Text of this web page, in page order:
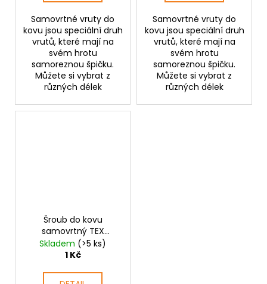
Samovrtné vruty do
kovu jsou speciální druh
vrutů, které mají na
svém hrotu
samoreznou špičku.
Můžete si vybrat z
různých délek
Samovrtné vruty do
kovu jsou speciální druh
vrutů, které mají na
svém hrotu
samoreznou špičku.
Můžete si vybrat z
různých délek
Šroub do kovu
samovrtný TEX
půlkulatá hlava 6,3
mm PH
Skladem (>5 ks)
1 Kč